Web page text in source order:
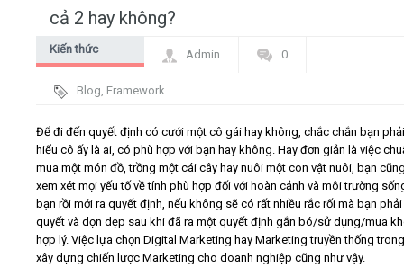
Lịch khai giảng
Video
Kiến thức
Liên hệ - Đăng ký
Tìm kiếm
cả 2 hay không?
Kiến thức
Marketing - PR
Admin 0
Blog, Framework
Để đi đến quyết định có cưới một cô gái hay không, chắc chắn bạn
hiểu cô ấy là ai, có phù hợp với bạn hay không. Hay đơn giản là việc
mua một món đồ, trồng một cái cây hay nuôi một con vật nuôi, bạn
xem xét mọi yếu tố về tính phù hợp đối với hoàn cảnh và môi trường
bạn rồi mới ra quyết định, nếu không sẽ có rất nhiều rắc rối mà bạn
quyết và dọn dẹp sau khi đã ra một quyết định gắn bó/sử dụng/mua
hợp lý. Việc lựa chọn Digital Marketing hay Marketing truyền thống
xây dựng chiến lược Marketing cho doanh nghiệp cũng như vậy.